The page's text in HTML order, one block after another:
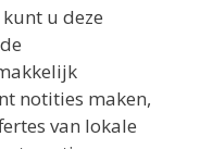
u deze
notities maken,
van lokale